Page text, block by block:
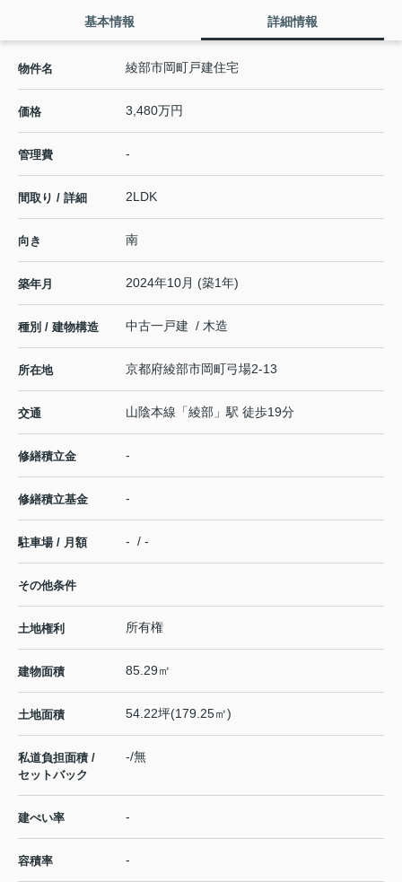
基本情報 詳細情報
物件名 綾部市岡町戸建住宅
価格 3,480万円
管理費 -
間取り / 詳細 2LDK
向き 南
築年月 2024年10月 (築1年)
種別 / 建物構造 中古一戸建 / 木造
所在地 京都府綾部市岡町弓場2-13
交通 山陰本線 「綾部 」駅 徒歩19分
修繕積立金 -
修繕積立基金 -
駐車場 / 月額 - / -
その他条件
土地権利 所有権
建物面積 85.29㎡
土地面積 54.22坪(179.25㎡)
私道負担面積 /
セットバック
-/無
建ぺい率 -
容積率 -